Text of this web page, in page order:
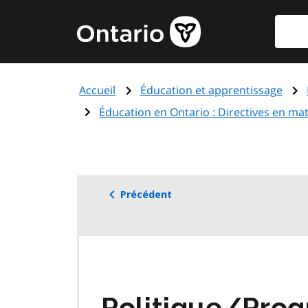
principal
Page
d'accueil
de
l'Ontario
Accueil Éducation et apprentissage
Éducation en Ontario : Directives en
Précédent